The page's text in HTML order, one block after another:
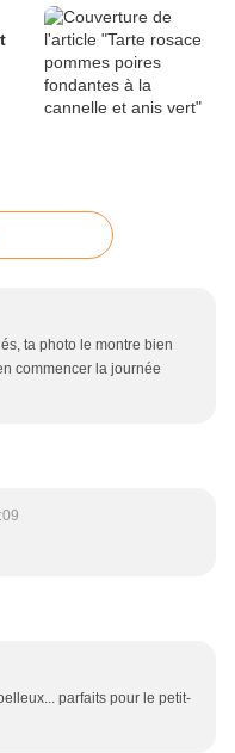
ta photo le montre bien
commencer la journée
parfaits pour le petit-